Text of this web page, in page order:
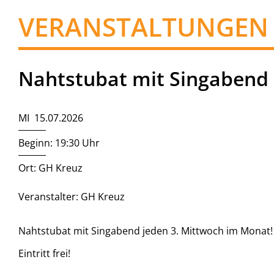
VERANSTALTUNGEN
Nahtstubat mit Singabend
MI 15.07.2026
Beginn: 19:30 Uhr
Ort: GH Kreuz
Veranstalter: GH Kreuz
Nahtstubat mit Singabend jeden 3. Mittwoch im Monat!
Eintritt frei!